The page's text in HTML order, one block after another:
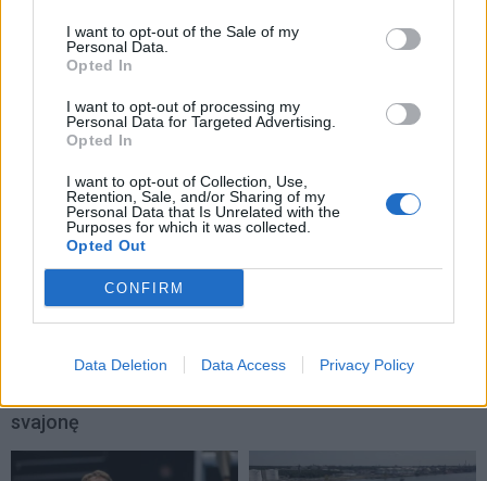
I want to opt-out of the Sale of my
Personal Data.
Opted In
I want to opt-out of processing my
Personal Data for Targeted Advertising.
Opted In
I want to opt-out of Collection, Use,
Retention, Sale, and/or Sharing of my
Personal Data that Is Unrelated with the
Purposes for which it was collected.
Opted Out
CONFIRM
Data Deletion Data Access Privacy Policy
Sportas
„Rytą“ papildė vilniečius
Čempionų lygoje
skriaudęs amerikietis
Sportas
Prieš varžybas jūroje
miesto gatvėse
(2)
Eglė Šventoraitė – apie
gyvenimą, žemės
svajonę
Jasikevičiaus vedami
serbus
(1)